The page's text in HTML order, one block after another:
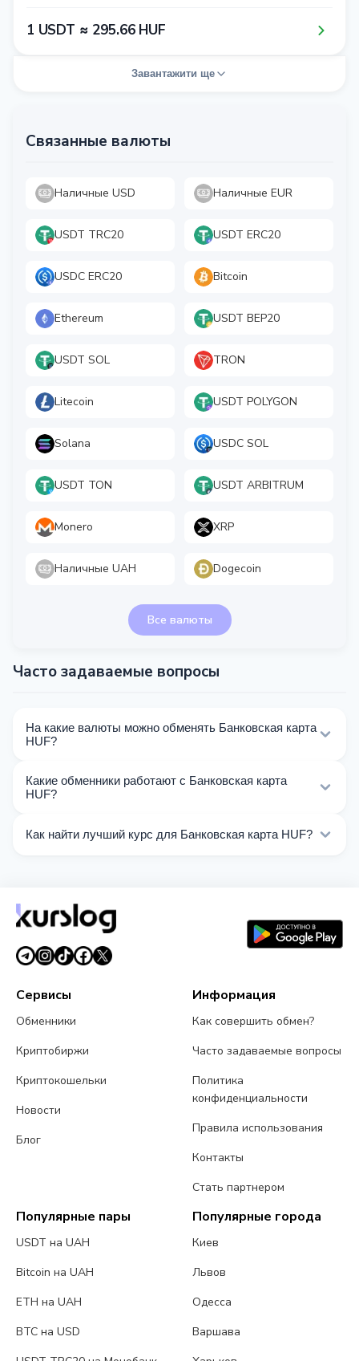
1​ USDT ≈ 2​9​5​.6​6​ HUF
Завантажити ще
Связанные валюты
Наличные USD Наличные EUR
USDT TRC20 USDT ERC20
USDC ERC20 Bitcoin
Ethereum USDT BEP20
USDT SOL TRON
Litecoin USDT POLYGON
Solana USDC SOL
USDT TON USDT ARBITRUM
Monero XRP
Наличные UAH Dogecoin
Все валюты
Часто задаваемые вопросы
На какие валюты можно обменять Банковская карта
HUF?
Банковская карта HUF. Выберите нужное
Какие обменники работают с Банковская карта
HUF?
операции с Банковская карта HUF.
Как найти лучший курс для Банковская карта HUF?
обновляются в реальном времени.
Сервисы
Обменники
Криптобиржи
Криптокошельки
Новости
Блог
Информация
Как совершить обмен?
Часто задаваемые вопросы
Политика
конфиденциальности
Правила использования
Контакты
Стать партнером
Популярные пары
USDT на UAH
Bitcoin на UAH
ETH на UAH
BTC на USD
Популярные города
Киев
Львов
Одесса
Варшава